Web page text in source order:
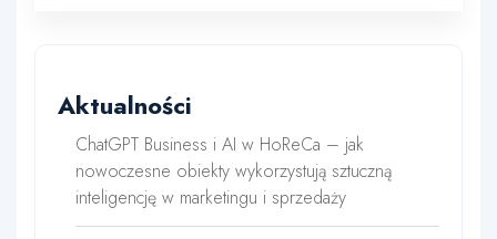
Aktualności
ChatGPT Business i AI w HoReCa – jak
nowoczesne obiekty wykorzystują sztuczną
inteligencję w marketingu i sprzedaży